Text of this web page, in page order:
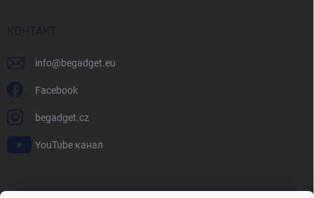
КОНТАКТ
info@begadget.eu
Facebook
begadget.cz
YouTube канал